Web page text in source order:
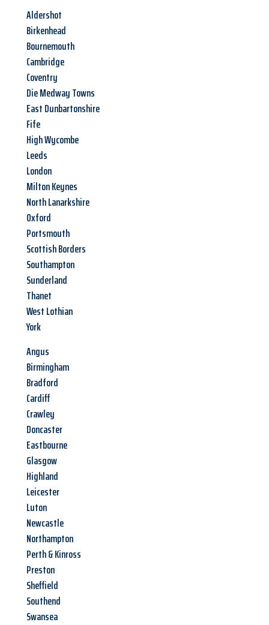
Aldershot
Birkenhead
Bournemouth
Cambridge
Coventry
Die Medway Towns
East Dunbartonshire
Fife
High Wycombe
Leeds
London
Milton Keynes
North Lanarkshire
Oxford
Portsmouth
Scottish Borders
Southampton
Sunderland
Thanet
West Lothian
York
Angus
Birmingham
Bradford
Cardiff
Crawley
Doncaster
Eastbourne
Glasgow
Highland
Leicester
Luton
Newcastle
Northampton
Perth & Kinross
Preston
Sheffield
Southend
Swansea